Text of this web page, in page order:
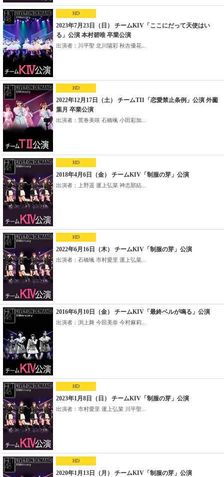
HD
2023年7月23日（日） チームKIV「ここにだって天使はい
る」公演 本村碧唯 卒業公演
出演者：川平聖 北川陽彩 秋吉優花...
HD
2022年12月17日（土） チームTII「恋愛禁止条例」公演 外薗
葉月 卒業公演
出演者：荒巻美咲 石橋颯 小田彩加...
HD
2018年4月6日（金） チームKIV「制服の芽」公演
出演者：上野遥 運上弘菜 神志那結...
HD
2022年6月16日（木） チームKIV「制服の芽」公演
出演者：石橋颯 市村愛里 運上弘菜...
2016年6月10日（金） チームKIV「最終ベルが鳴る」公演
出演者：渕上舞 今田美奈 今村麻莉...
HD
2023年1月8日（日） チームKIV「制服の芽」公演
出演者：市村愛里 運上弘菜 川平聖...
HD
2020年1月13日（月） チームKIV「制服の芽」公演